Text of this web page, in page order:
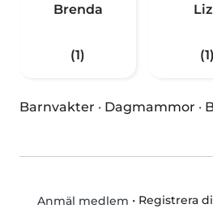
Brenda
(1) (1)
Barnvakter · Dagmammor ·
Anmäl medlem • Registrera